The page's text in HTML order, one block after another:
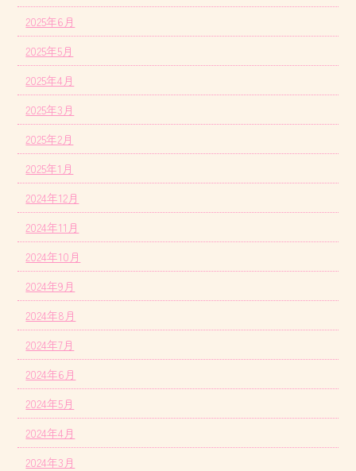
2025年6月
2025年5月
2025年4月
2025年3月
2025年2月
2025年1月
2024年12月
2024年11月
2024年10月
2024年9月
2024年8月
2024年7月
2024年6月
2024年5月
2024年4月
2024年3月